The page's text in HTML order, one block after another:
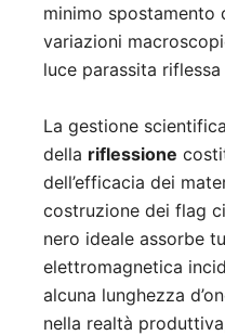
minimo spostamento
variazioni
luce parassita riflessa
La gestione
della riflessione
dell’efficacia dei
costruzione dei flag
nero ideale assorbe
elettromagnetica
alcuna lunghezza
nella realtà